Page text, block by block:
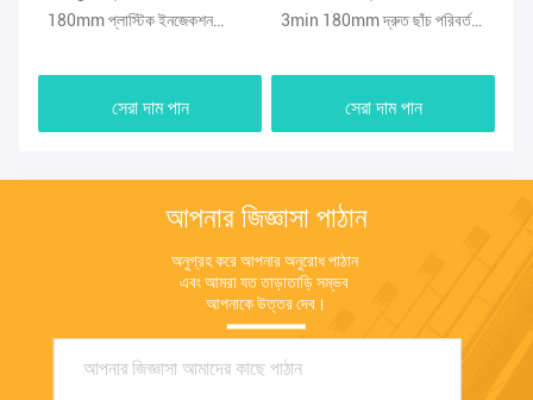
180mm প্লাস্টিক ইনজেকশন
সেরা দাম পান
3min 180mm দ্রুত ছাঁচ পরিবর্তন
সেরা দাম পান
আপনার জিজ্ঞাসা পাঠান
অনুগ্রহ করে আপনার অনুরোধ পাঠান
এবং আমরা যত তাড়াতাড়ি সম্ভব
আপনাকে উত্তর দেব।